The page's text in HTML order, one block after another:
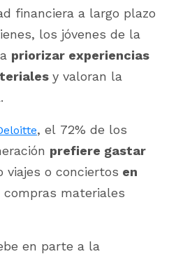
financiera a largo plazo
los jóvenes de la
priorizar experiencias
y valoran la
, el 72% de los
prefiere gastar
viajes o conciertos en
compras materiales
en parte a la